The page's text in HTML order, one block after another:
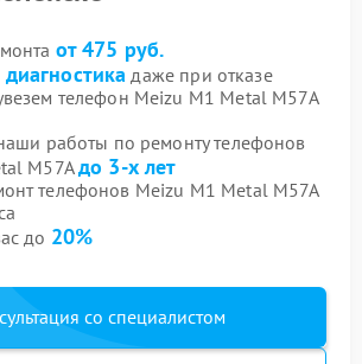
от 475 руб.
даже при отказе
телефон Meizu M1 Metal M57A
работы по ремонту телефонов
M57Aдо 3-х лет
телефонов Meizu M1 Metal M57A
до 20%
со специалистом